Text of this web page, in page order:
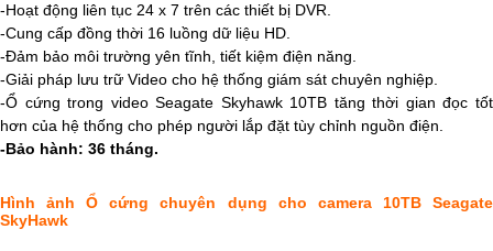
-Hoạt động liên tục 24 x 7 trên các thiết bị DVR.
-Cung cấp đồng thời 16 luồng dữ liệu HD.
-Đảm bảo môi trường yên tĩnh, tiết kiệm điện năng.
-Giải pháp lưu trữ Video cho hệ thống giám sát chuyên nghiệp.
-Ổ cứng trong video Seagate Skyhawk 10TB tăng thời gian đọc tốt
hơn của hệ thống cho phép người lắp đặt tùy chỉnh nguồn điện.
-Bảo hành: 36 tháng.
Hình ảnhỔ cứng chuyên dụng cho camera 10TB Seagate
SkyHawk